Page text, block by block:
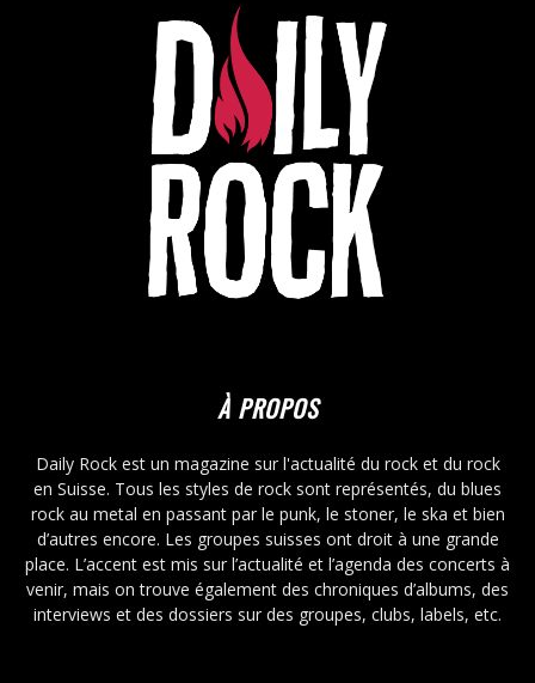
À PROPOS
Daily Rock est un magazine sur l'actualité du rock et du rock
en Suisse. Tous les styles de rock sont représentés, du blues
rock au metal en passant par le punk, le stoner, le ska et bien
d’autres encore. Les groupes suisses ont droit à une grande
place. L’accent est mis sur l’actualité et l’agenda des concerts à
venir, mais on trouve également des chroniques d’albums, des
interviews et des dossiers sur des groupes, clubs, labels, etc.